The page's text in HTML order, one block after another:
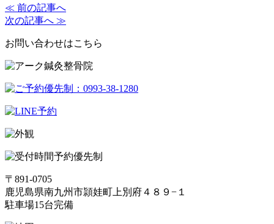
≪ 前の記事へ
次の記事へ ≫
お問い合わせはこちら
予約優先制
〒891-0705
鹿児島県南九州市頴娃町上別府４８９−１
駐車場15台完備